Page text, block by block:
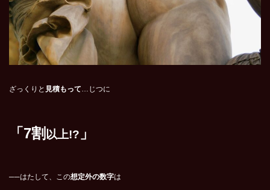
ざっくりと 見積もって …じつに
「7割 以上!? 」
──はたして、この想定外の数字は